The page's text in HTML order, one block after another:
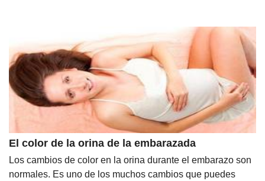
El color de la orina de la embarazada
Los cambios de color en la orina durante el embarazo son
normales. Es uno de los muchos cambios que puedes